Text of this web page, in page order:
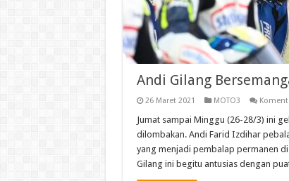
Andi Gilang
26 Maret 2021 MOTO3
Jumat sampai Minggu (26-28/3) ini
dilombakan. Andi Farid Izdihar
yang menjadi pembalap permanen
Gilang ini begitu antusias dengan